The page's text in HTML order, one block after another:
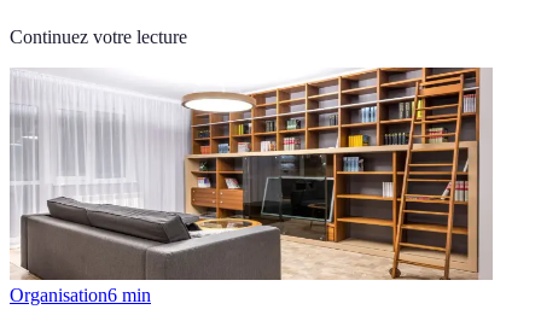
Continuez votre lecture
Organisation6 min